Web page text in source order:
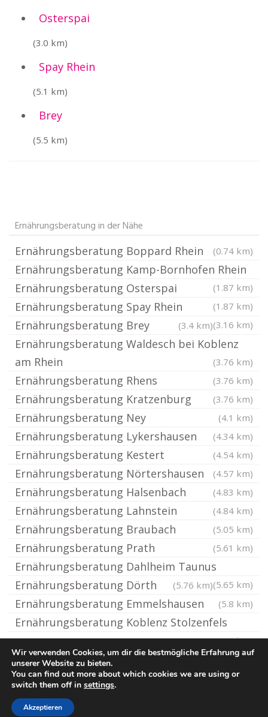
Osterspai
(3.0 km)
Spay Rhein
(5.1 km)
Brey
(5.5 km)
Ernährungsberatung in der Nähe
Ernährungsberatung Boppard Rhein (0.74 km)
Ernährungsberatung Kamp-Bornhofen Rhein
(1.87 km)
Ernährungsberatung Osterspai
(1.87 km)
Ernährungsberatung Spay Rhein
(3.16 km)
Ernährungsberatung Brey (3.4 km)
Ernährungsberatung Waldesch bei Koblenz
am Rhein
(3.76 km)
Ernährungsberatung Rhens (3.76 km)
Ernährungsberatung Kratzenburg (3.76 km)
Ernährungsberatung Ney (4.1 km)
Ernährungsberatung Lykershausen (4.34 km)
Ernährungsberatung Kestert (4.54 km)
Ernährungsberatung Nörtershausen (4.57 km)
Ernährungsberatung Halsenbach (4.83 km)
Ernährungsberatung Lahnstein (4.84 km)
Ernährungsberatung Braubach (5.05 km)
Ernährungsberatung Prath (5.61 km)
Ernährungsberatung Dahlheim Taunus
(5.65 km)
Ernährungsberatung Dörth (5.76 km)
Ernährungsberatung Emmelshausen (5.8 km)
Ernährungsberatung Koblenz Stolzenfels
(5.81 km)
© Ernaehrungsberatung.rocks
Impressum / Datenschutz
Wir verwenden Cookies, um dir die bestmögliche Erfahrung auf
unserer Website zu bieten.
You can find out more about which cookies we are using or
switch them off in settings.
Akzeptieren